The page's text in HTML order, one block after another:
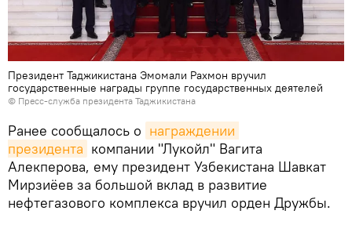
Президент Таджикистана Эмомали Рахмон вручил
государственные награды группе государственных деятелей
© Пресс-служба президента Таджикистана
Ранее сообщалось о награждении
президента компании "Лукойл" Вагита
Алекперова, ему президент Узбекистана Шавкат
Мирзиёев за большой вклад в развитие
нефтегазового комплекса вручил орден Дружбы.